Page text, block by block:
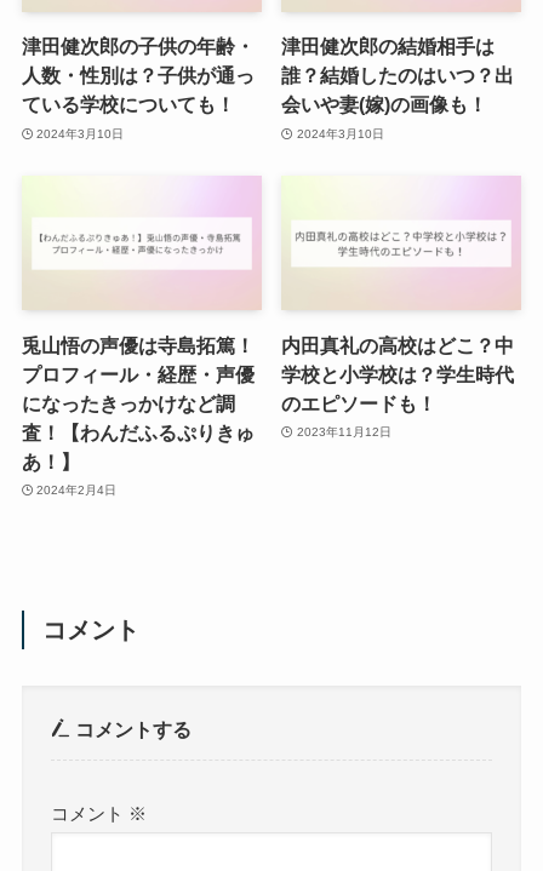
津田健次郎の子供の年齢・
人数・性別は？子供が通っ
ている学校についても！
2024年3月10日
津田健次郎の結婚相手は
誰？結婚したのはいつ？出
会いや妻(嫁)の画像も！
2024年3月10日
兎山悟の声優は寺島拓篤！
プロフィール・経歴・声優
になったきっかけなど調
査！【わんだふるぷりきゅ
あ！】
2024年2月4日
内田真礼の高校はどこ？中
学校と小学校は？学生時代
のエピソードも！
2023年11月12日
コメント
コメントする
コメント ※